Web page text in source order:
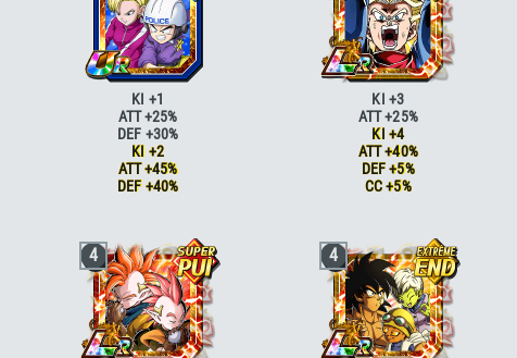
Combat acharné
ATT +20%
Jugement sereinDEF +20%
Jugement sereinDEF +25%
IntelloATT +10% DEF +10%
IntelloATT +15% DEF +15%
CourageKI +1
CourageKI +2 ATT +10%
KI +1
ATT +25%
DEF +30%
KI +2
ATT +45%
DEF +40%
Paré au combat
KI +2 ATT +5% DEF
+5%
Combat acharnéATT +15%
Combat acharnéATT +20%
Pouvoir légendaireATT +10% si ATT SP
Pouvoir légendaireATT +15% si ATT SP
Futur désespéréKI +1
KI +3
ATT +25%
KI +4
ATT +40%
DEF +5%
CC +5%
4 4